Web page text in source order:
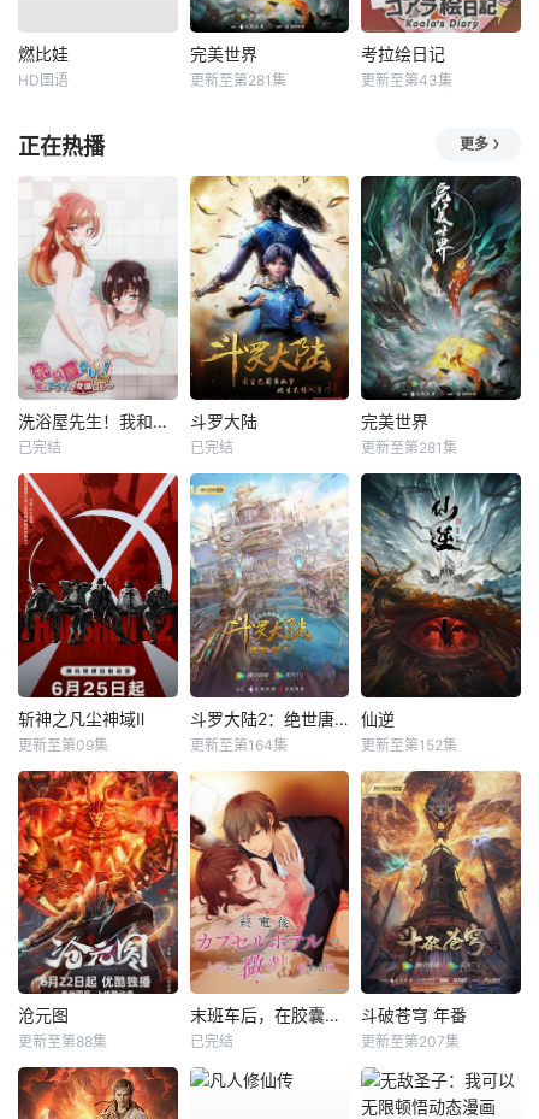
燃比娃
HD国语
完美世界
更新至第281集
考拉绘日记
更新至第43集
正在热播 更多
洗浴屋先生！我和那家伙在女浴池！？
已完结
斗罗大陆
已完结
完美世界
更新至第281集
斩神之凡尘神域Ⅱ
更新至第09集
斗罗大陆2：绝世唐门
更新至第164集
仙逆
更新至第152集
沧元图
更新至第88集
末班车后，在胶囊旅馆向上司传递微热的夜晚
已完结
斗破苍穹 年番
更新至第207集